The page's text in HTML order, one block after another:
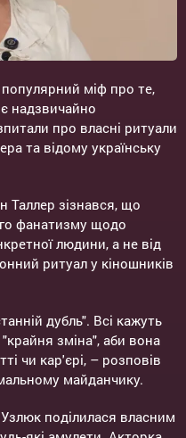
міф про те,
надзвичайно
про власні ритуали
та відому українську
Таллер зізнався, що
фанатизму щодо
людини, а не від
ритуал у кіношників
дубль". Всі кажуть
зміна", аби вона
чи кар'єрі, – розповів
майданчику.
поділилася власним